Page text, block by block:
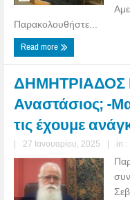
Παρακολουθήστε...
Read more
ΔΗΜΗΤΡΙΑΔΟΣ
Αναστάσιος; -
τις έχουμε
| 27 Ιανουαρίου, 2025 | in :